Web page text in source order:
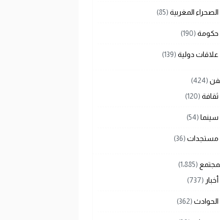
الصحراء المغربية (85)
حكومة (190)
علاقات دولية (139)
(424)
ثقافة (120)
سينما (54)
مستجدات (36)
(1٬885)
أخبار (737)
الحوادث (362)